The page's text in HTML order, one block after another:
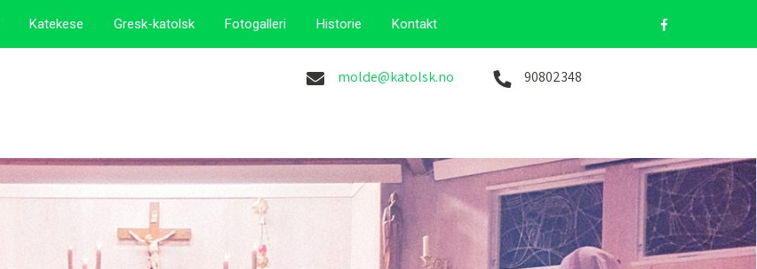
Katekese Gresk-katolsk Fotogalleri Historie Kontakt
molde@katolsk.no 90802348